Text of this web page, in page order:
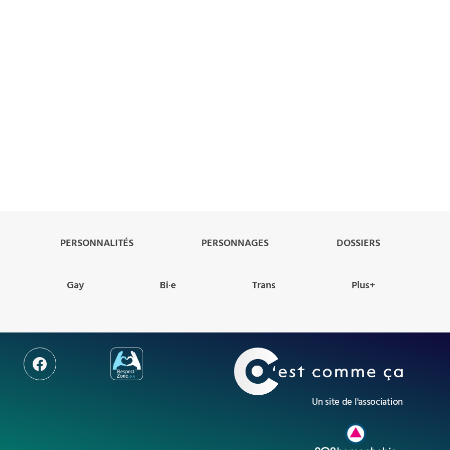
PERSONNALITÉS PERSONNAGES DOSSIERS
Gay Bi·e Trans Plus+
Un site de l'association